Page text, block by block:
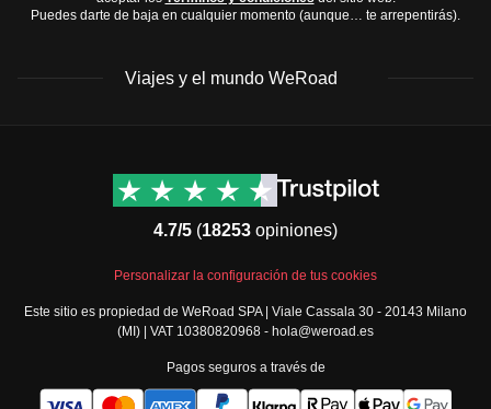
Puedes darte de baja en cualquier momento (aunque… te arrepentirás).
Viajes y el mundo WeRoad
América del Norte
Oriente Medio
España y Portugal
Contacto
Términos y condiciones
Condiciones generales
Política de cookies
Security
4.7/5 (18253 opiniones)
Personalizar la configuración de tus cookies
Este sitio es propiedad de WeRoad SPA | Viale Cassala 30 - 20143 Milano
(MI) | VAT 10380820968 - hola@weroad.es
Pagos seguros a través de